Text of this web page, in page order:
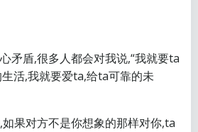
矛盾,很多人都会对我说,“我就要ta
活,我就要爱ta,给ta可靠的未
果对方不是你想象的那样对你,ta